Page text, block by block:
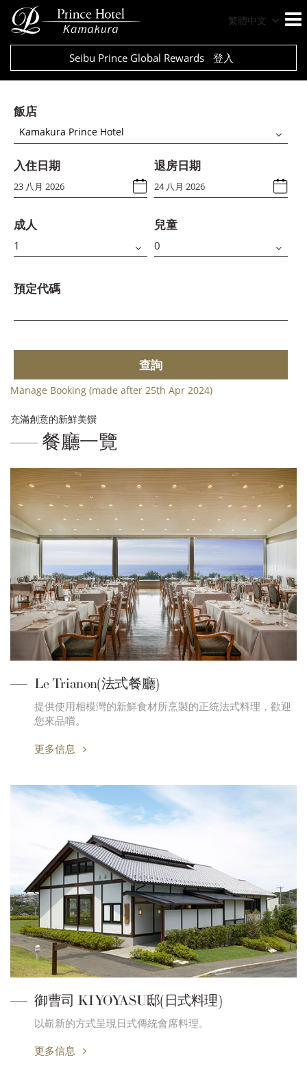
繁體中文
Seibu Prince Global Rewards 登入
飯店
Kamakura Prince Hotel
入住日期 退房日期
成人 兒童
預定代碼
查詢
Manage Booking (made after 25th Apr 2024)
充滿創意的新鮮美饌
餐廳一覽
Le Trianon(法式餐廳)
提供使用相模灣的新鮮食材所烹製的正統法式料理，歡迎
您來品嚐。
更多信息
御曹司 KIYOYASU邸(日式料理)
以嶄新的方式呈現日式傳統會席料理。
更多信息